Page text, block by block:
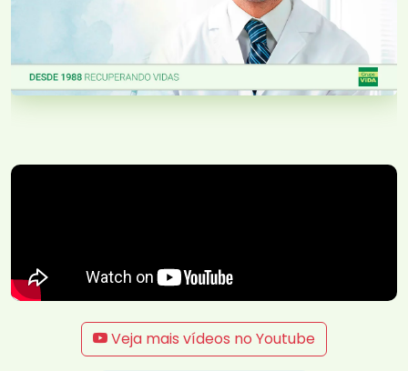
Veja mais vídeos no Youtube